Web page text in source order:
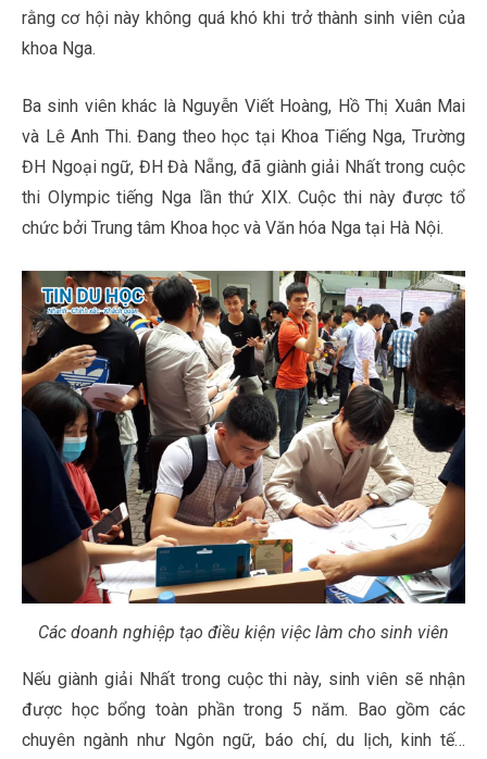
rằng cơ hội này không quá khó khi trở thành sinh viên của
khoa Nga.
Ba sinh viên khác là Nguyễn Viết Hoàng, Hồ Thị Xuân Mai
và Lê Anh Thi. Đang theo học tại Khoa Tiếng Nga, Trường
ĐH Ngoại ngữ, ĐH Đà Nẵng, đã giành giải Nhất trong cuộc
thi Olympic tiếng Nga lần thứ XIX. Cuộc thi này được tổ
chức bởi Trung tâm Khoa học và Văn hóa Nga tại Hà Nội.
Các doanh nghiệp tạo điều kiện việc làm cho sinh viên
Nếu giành giải Nhất trong cuộc thi này, sinh viên sẽ nhận
được học bổng toàn phần trong 5 năm. Bao gồm các
chuyên ngành như Ngôn ngữ, báo chí, du lịch, kinh tế…